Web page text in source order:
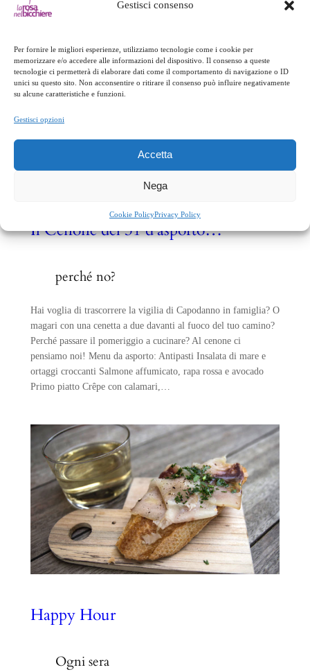
Gestisci consenso
Per fornire le migliori esperienze, utilizziamo tecnologie come i cookie per
memorizzare e/o accedere alle informazioni del dispositivo. Il consenso a queste
tecnologie ci permetterà di elaborare dati come il comportamento di navigazione o ID
unici su questo sito. Non acconsentire o ritirare il consenso può influire negativamente
su alcune caratteristiche e funzioni.
Gestisci opzioni
Accetta
Nega
Cookie PolicyPrivacy Policy
Il Cenone del 31 d’asporto…
perché no?
Hai voglia di trascorrere la vigilia di Capodanno in famiglia? O
magari con una cenetta a due davanti al fuoco del tuo camino?
Perché passare il pomeriggio a cucinare? Al cenone ci
pensiamo noi! Menu da asporto: Antipasti Insalata di mare e
ortaggi croccanti Salmone affumicato, rapa rossa e avocado
Primo piatto Crêpe con calamari,…
Happy Hour
Ogni sera